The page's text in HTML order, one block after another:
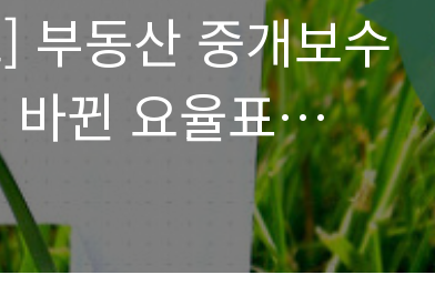
부동산 중개보수
뀐 요율표